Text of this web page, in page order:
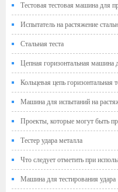
Тестовая тестовая машина для
Испытатель на растяжение
Стальная теста
Цепная горизонтальная машина
Кольцевая цепь горизонтальная
Машина для испытаний на
Проекты, которые могут быть
электронных машин для испытаний
Тестер удара металла
Что следует отметить при
обеспечения Electronic Universal
Машина для тестирования удара